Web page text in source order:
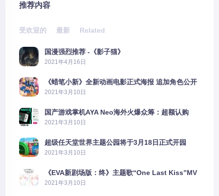
推荐内容
受欢迎的 最新 Related
国漫强烈推荐 -《影子猫》
2021年4月16日
《蜡笔小新》全新动画电影正式海报 追加角色公开
2021年3月10日
国产游戏掌机AYA Neo海外火爆众筹：超额认购
2606%
2021年3月10日
超级任天堂世界主题公园将于3月18日正式开园
2021年3月10日
《EVA新剧场版：终》主题歌“One Last Kiss”MV
公布
2021年3月10日